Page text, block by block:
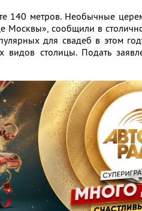
140 метров. Необычные
Москвы», сообщили в
для свадеб в этом
видов столицы. Подать